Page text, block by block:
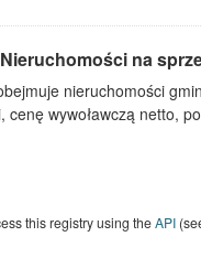
na
nieruchomości
cenę wywoławczą netto,
this registry using theAPI